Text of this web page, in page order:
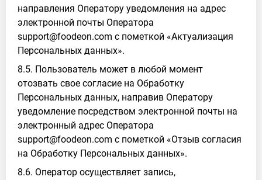
направления Оператору уведомления на адрес
электронной почты Оператора
support@foodeon.com с пометкой «Актуализация
Персональных данных».
8.5. Пользователь может в любой момент
отозвать свое согласие на Обработку
Персональных данных, направив Оператору
уведомление посредством электронной почты на
электронный адрес Оператора
support@foodeon.com с пометкой «Отзыв согласия
на Обработку Персональных данных».
8.6. Оператор осуществляет запись,